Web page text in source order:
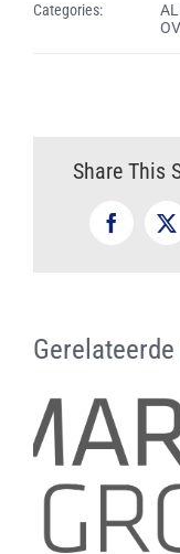
Categories:
Share This
Facebook
X